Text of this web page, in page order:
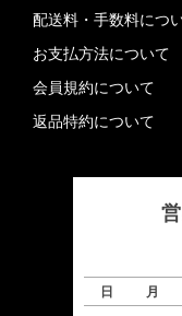
配送料・手数料につ
お支払方法について
会員規約について
返品特約について
日 月